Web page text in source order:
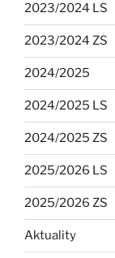
2023/2024 LS
2023/2024 ZS
2024/2025
2024/2025 LS
2024/2025 ZS
2025/2026 LS
2025/2026 ZS
Aktuality